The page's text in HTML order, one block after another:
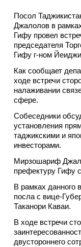
Посол
Джалолов в
Гифу провел
председателя
Гифу г-ном
Как сообщает
ходе встречи
налаживании
сфере.
Собеседники
установления
таджикскими и
инвесторами.
Мирзошариф
префектуру Гифу
В рамках данного
посла с вице-
Таканори Каваи.
В ходе встречи
двустороннего